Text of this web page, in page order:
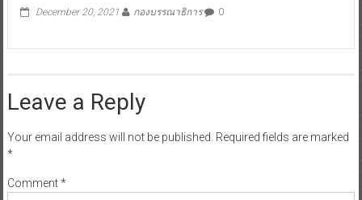
December 20, 2021 กองบรรณาธิการ 0
Leave a Reply
Your email address will not be published. Required fields are marked
*
Comment*